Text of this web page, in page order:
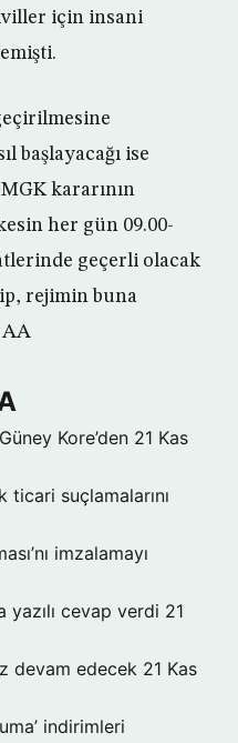
için insani
başlayacağı ise
kararının
her gün 09.00-
geçerli olacak
rejimin buna
AA
Kore’den 21 Kas
ticari suçlamalarını
imzalamayı
yazılı cevap verdi 21
devam edecek 21 Kas
indirimleri